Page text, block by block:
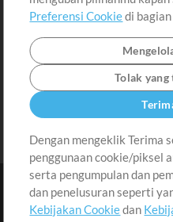
Playlist
MT Conference
Preferensi Cookiedi
Tolak
Dengan mengeklik Terima
penggunaan cookie/piksel
serta pengumpulan dan
dan penelusuran seperti
Kebijakan Cookiedan